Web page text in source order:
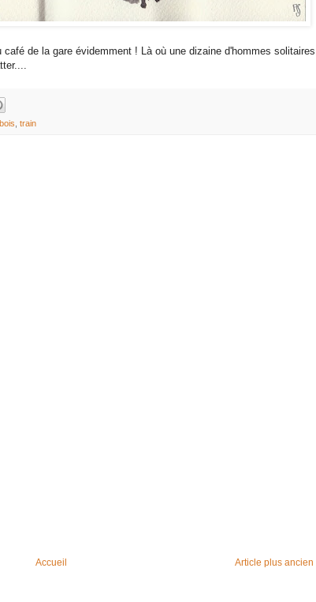
de la gare évidemment ! Là où une dizaine d'hommes solitaires
train
Article plus ancien
Accueil